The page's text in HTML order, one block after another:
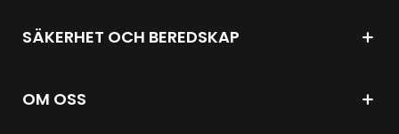
SÄKERHET OCH BEREDSKAP
OM OSS